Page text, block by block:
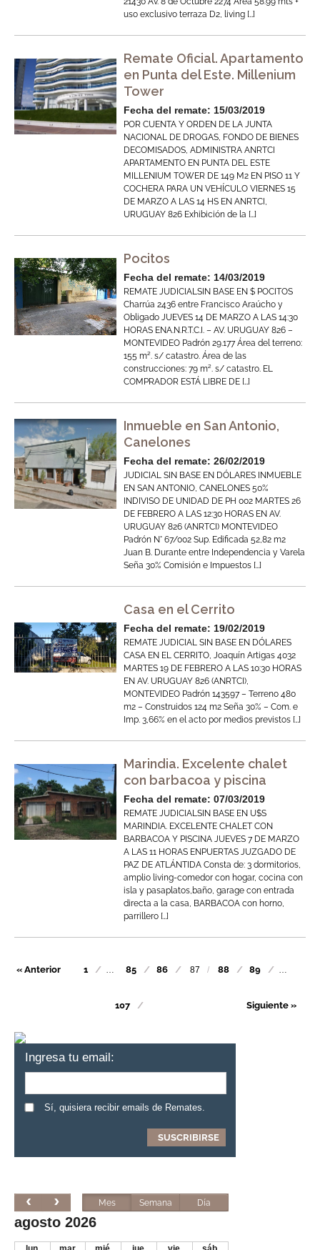
uso exclusivo terraza D2, living […]
Remate Oficial. Apartamento
en Punta del Este. Millenium
Tower
Fecha del remate: 15/03/2019
POR CUENTA Y ORDEN DE LA JUNTA
NACIONAL DE DROGAS, FONDO DE BIENES
DECOMISADOS, ADMINISTRA ANRTCI
APARTAMENTO EN PUNTA DEL ESTE
MILLENIUM TOWER DE 149 M2 EN PISO 11 Y
COCHERA PARA UN VEHÍCULO VIERNES 15
DE MARZO A LAS 14 HS EN ANRTCI,
URUGUAY 826 Exhibición de la […]
Pocitos
Fecha del remate: 14/03/2019
REMATE JUDICIALSIN BASE EN $ POCITOS
Charrúa 2436 entre Francisco Araúcho y
Obligado JUEVES 14 DE MARZO A LAS 14:30
HORAS ENA.N.R.T.C.I. – AV. URUGUAY 826 –
MONTEVIDEO Padrón 29.177 Área del terreno:
155 m². s/ catastro. Área de las
construcciones: 79 m². s/ catastro. EL
COMPRADOR ESTÁ LIBRE DE […]
Inmueble en San Antonio,
Canelones
Fecha del remate: 26/02/2019
JUDICIAL SIN BASE EN DÓLARES INMUEBLE
EN SAN ANTONIO, CANELONES 50%
INDIVISO DE UNIDAD DE PH 002 MARTES 26
DE FEBRERO A LAS 12:30 HORAS EN AV.
URUGUAY 826 (ANRTCI) MONTEVIDEO
Padrón N° 67/002 Sup. Edificada 52,82 m2
Juan B. Durante entre Independencia y Varela
Seña 30% Comisión e Impuestos […]
Casa en el Cerrito
Fecha del remate: 19/02/2019
REMATE JUDICIAL SIN BASE EN DÓLARES
CASA EN EL CERRITO, Joaquín Artigas 4032
MARTES 19 DE FEBRERO A LAS 10:30 HORAS
EN AV. URUGUAY 826 (ANRTCI),
MONTEVIDEO Padrón 143597 – Terreno 480
m2 – Construidos 124 m2 Seña 30% – Com. e
Imp. 3,66% en el acto por medios previstos […]
Marindia. Excelente chalet
con barbacoa y piscina
Fecha del remate: 07/03/2019
REMATE JUDICIALSIN BASE EN U$S
MARINDIA. EXCELENTE CHALET CON
BARBACOA Y PISCINA JUEVES 7 DE MARZO
A LAS 11 HORAS ENPUERTAS JUZGADO DE
PAZ DE ATLÁNTIDA Consta de: 3 dormitorios,
amplio living-comedor con hogar, cocina con
isla y pasaplatos,baño, garage con entrada
directa a la casa, BARBACOA con horno,
parrillero […]
« Anterior 1 … 85 86 87 88 89 …
107 Siguiente »
Ingresa tu email:
Sí, quisiera recibir emails de Remates.
Mes Semana Día
agosto 2026